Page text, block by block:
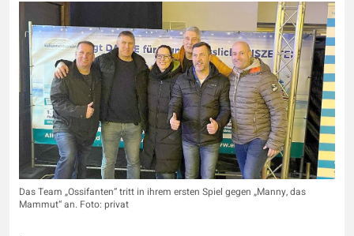
Das Team „Ossifanten“ tritt in ihrem ersten Spiel gegen „Manny, das
Mammut“ an. Foto: privat